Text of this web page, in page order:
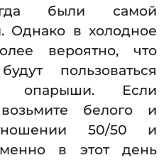
были самой
Однако в холодное
вероятно, что
пользоваться
опарыши. Если
белого и
50/50 и
в этот день